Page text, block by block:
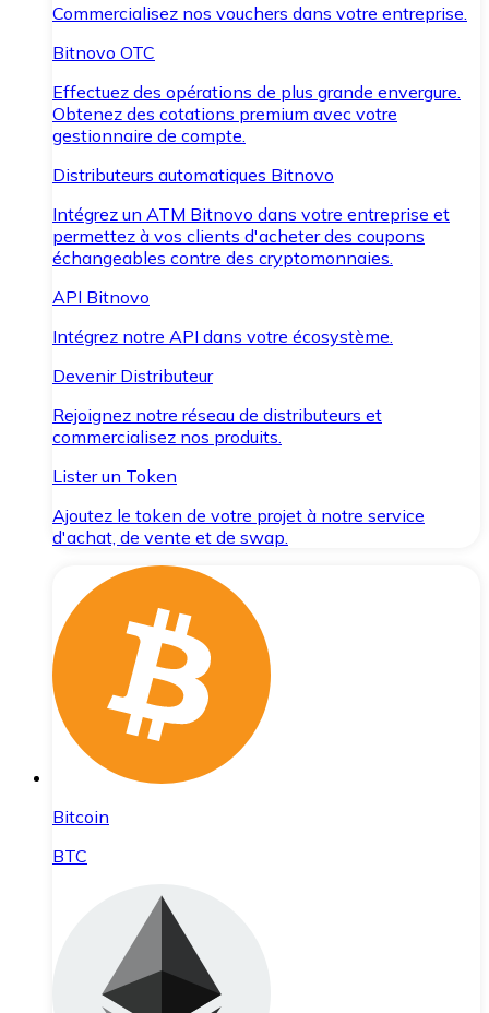
Commercialisez nos vouchers dans votre entreprise.
Bitnovo OTC
Effectuez des opérations de plus grande envergure.
Obtenez des cotations premium avec votre
gestionnaire de compte.
Distributeurs automatiques Bitnovo
Intégrez un ATM Bitnovo dans votre entreprise et
permettez à vos clients d'acheter des coupons
échangeables contre des cryptomonnaies.
API Bitnovo
Intégrez notre API dans votre écosystème.
Devenir Distributeur
Rejoignez notre réseau de distributeurs et
commercialisez nos produits.
Lister un Token
Ajoutez le token de votre projet à notre service
d'achat, de vente et de swap.
Bitcoin
BTC